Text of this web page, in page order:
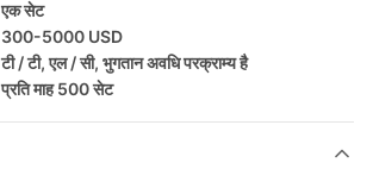
एक सेट
300-5000 USD
टी / टी, एल / सी, भुगतान अवधि परक्राम्य है
प्रति माह 500 सेट